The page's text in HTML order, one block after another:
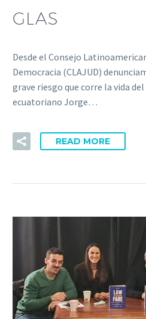
GLAS
Desde el Consejo
Democracia (CLAJUD)
grave riesgo que corre la vida
ecuatoriano Jorge…
READ MORE